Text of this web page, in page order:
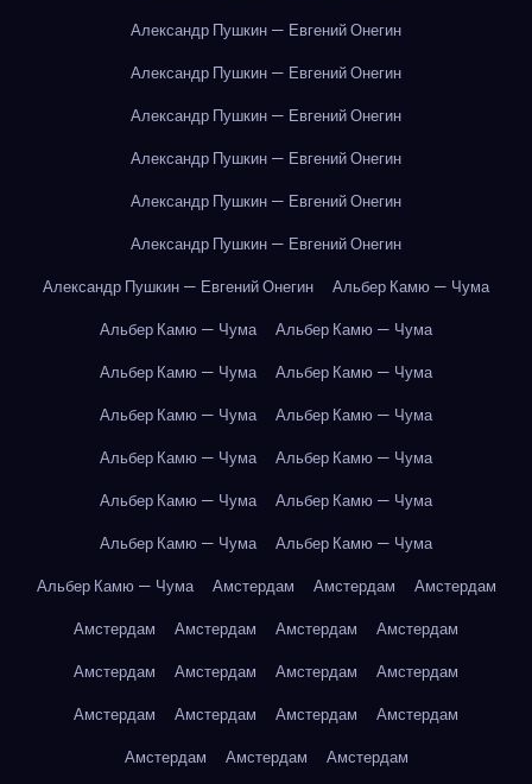
Александр Пушкин — Евгений Онегин
Александр Пушкин — Евгений Онегин
Александр Пушкин — Евгений Онегин
Александр Пушкин — Евгений Онегин
Александр Пушкин — Евгений Онегин
Александр Пушкин — Евгений Онегин
Александр Пушкин — Евгений Онегин
Альбер Камю — Чума
Альбер Камю — Чума
Альбер Камю — Чума
Альбер Камю — Чума
Альбер Камю — Чума
Альбер Камю — Чума
Альбер Камю — Чума
Альбер Камю — Чума
Альбер Камю — Чума
Альбер Камю — Чума
Альбер Камю — Чума
Альбер Камю — Чума
Альбер Камю — Чума
Альбер Камю — Чума
Амстердам Амстердам
Амстердам
Амстердам
Амстердам Амстердам
Амстердам
Амстердам
Амстердам Амстердам
Амстердам
Амстердам
Амстердам Амстердам
Амстердам
Амстердам
Амстердам
Амстердам